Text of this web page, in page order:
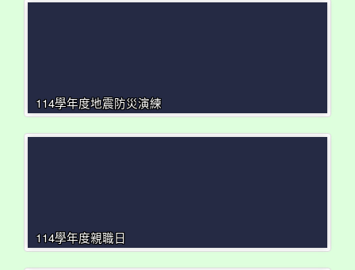
114學年度地震防災演練
114學年度親職日